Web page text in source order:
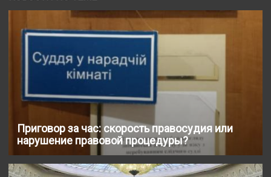
Приговор за час: скорость правосудия или
нарушение правовой процедуры?